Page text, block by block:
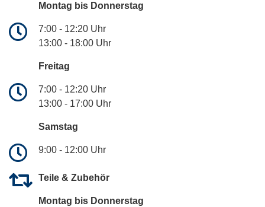
Montag bis Donnerstag
7:00 - 12:20 Uhr
13:00 - 18:00 Uhr
Freitag
7:00 - 12:20 Uhr
13:00 - 17:00 Uhr
Samstag
9:00 - 12:00 Uhr
Teile & Zubehör
Montag bis Donnerstag